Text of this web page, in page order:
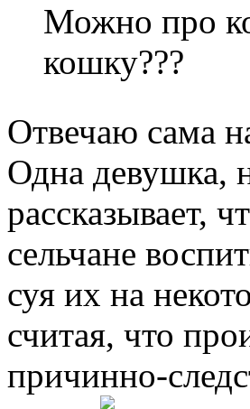
Можно про
кошку???
Отвечаю сама
Одна девушка,
рассказывает,
сельчане
суя их на
считая, что
причинно-